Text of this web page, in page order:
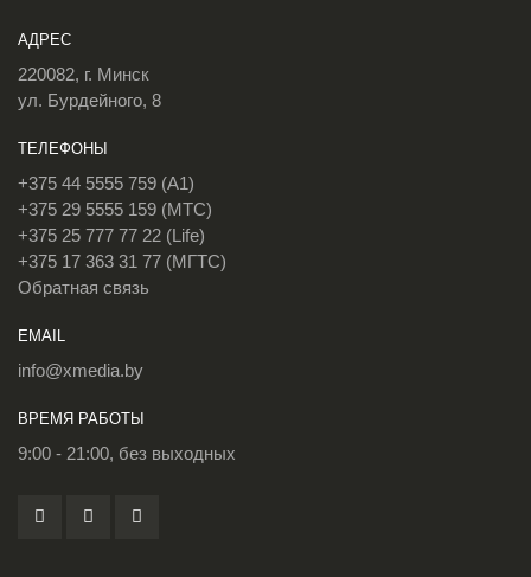
АДРЕС
220082, г. Минск
ул. Бурдейного, 8
ТЕЛЕФОНЫ
+375 44 5555 759 (A1)
+375 29 5555 159 (МТС)
+375 25 777 77 22 (Life)
+375 17 363 31 77 (МГТС)
Обратная связь
EMAIL
info@xmedia.by
ВРЕМЯ РАБОТЫ
9:00 - 21:00, без выходных